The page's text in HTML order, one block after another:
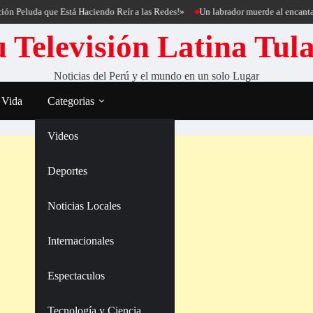
que Está Haciendo Reír a las Redes!» Un labrador muerde al encantador
Televisión Latina
Noticias del Perú y el mundo en un solo Lugar
Categorias
Videos
Deportes
Noticias Locales
Internacionales
Espectaculos
Tecnología y Ciencia